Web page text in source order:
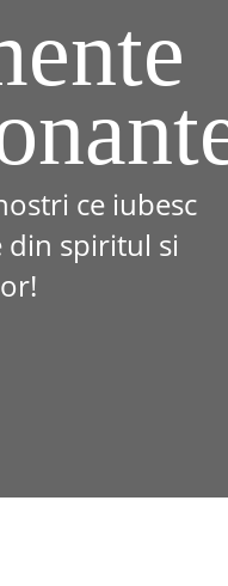
ce iubesc
din spiritul si